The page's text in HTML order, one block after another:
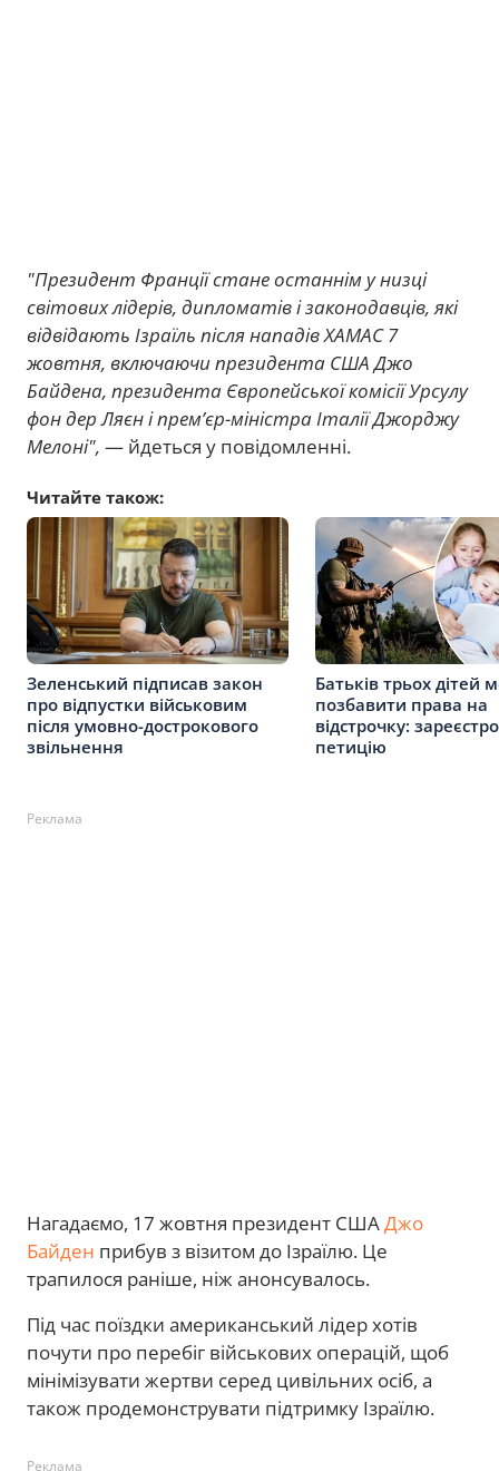
"Президент Франції стане останнім у низці
світових лідерів, дипломатів і законодавців, які
відвідають Ізраїль після нападів ХАМАС 7
жовтня, включаючи президента США Джо
Байдена, президента Європейської комісії Урсулу
фон дер Ляєн і прем’єр-міністра Італії Джорджу
Мелоні", — йдеться у повідомленні.
Читайте також:
Зеленський підписав закон
про відпустки військовим
після умовно-дострокового
звільнення
Батьків трьох дітей
позбавити права на
відстрочку:
петицію
Реклама
Нагадаємо, 17 жовтня президент СШАДжо
Байден прибув з візитом до Ізраїлю. Це
трапилося раніше, ніж анонсувалось.
Під час поїздки американський лідер хотів
почути про перебіг військових операцій, щоб
мінімізувати жертви серед цивільних осіб, а
також продемонструвати підтримку Ізраїлю.
Реклама